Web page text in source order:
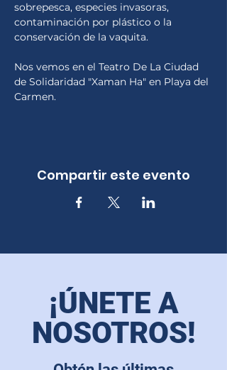
sobrepesca, especies invasoras,
contaminación por plástico o la
conservación de la vaquita.
Nos vemos en el Teatro De La Ciudad
de Solidaridad "Xaman Ha" en Playa del
Carmen.
Compartir este evento
¡ÚNETE A
NOSOTROS!